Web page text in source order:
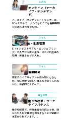
その他
オンライン（アーカ
イブ・オンデマン
ド）
アーカイブ（オンデマンド）セミナーは、
PCやスマホで、いつでもどこでも視聴期間
内であれば何度でも繰...
スキル
IE・生産管理
IE（インダストリアル・エンジニアリン
グ）の入門から実力養成、さらにIE技法の
応用・実践をめざす人材...
スキル
事業開発
事業のライフサイクルが日々短くなるな
か、常に柔軟で新しい考え方を取り入れな
がら、継続的にスピーデ...
経営課題
働き方改革・ワーク
ライフバランス
働き方改革で、労働生産性を向上させ、限
られた人材で目標を達成することが組織に
は求められています。...